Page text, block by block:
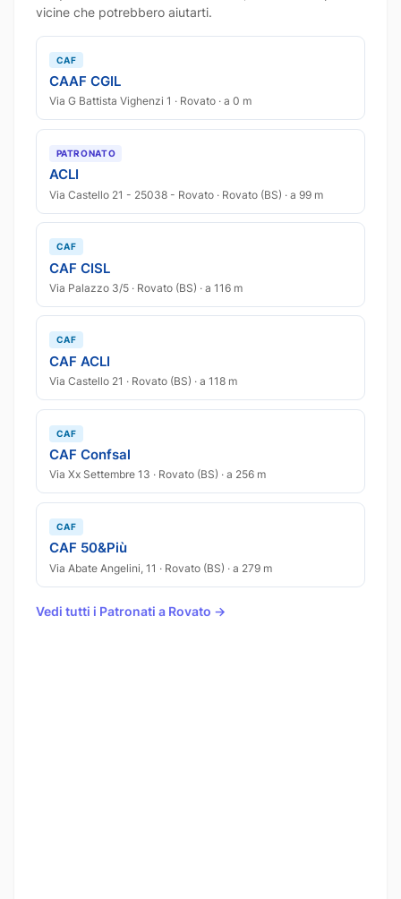
vicine che potrebbero aiutarti.
CAF
CAAF CGIL
Via G Battista Vighenzi 1 · Rovato · a 0 m
PATRONATO
ACLI
Via Castello 21 - 25038 - Rovato · Rovato (BS) · a 99 m
CAF
CAF CISL
Via Palazzo 3/5 · Rovato (BS) · a 116 m
CAF
CAF ACLI
Via Castello 21 · Rovato (BS) · a 118 m
CAF
CAF Confsal
Via Xx Settembre 13 · Rovato (BS) · a 256 m
CAF
CAF 50&Più
Via Abate Angelini, 11 · Rovato (BS) · a 279 m
Vedi tutti i Patronati a Rovato →